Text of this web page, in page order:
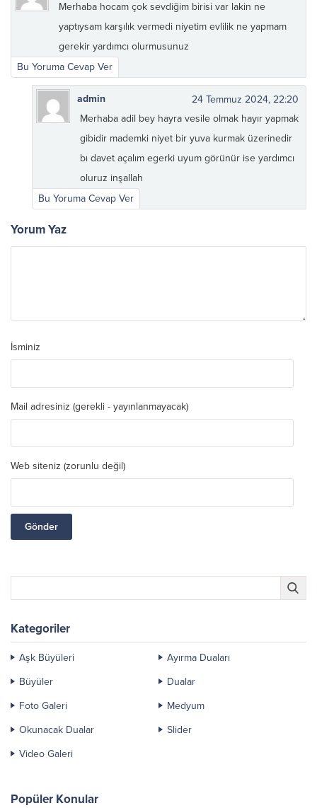
Merhaba hocam çok sevdiğim birisi var lakin ne
yaptıysam karşılık vermedi niyetim evlilik ne yapmam
gerekir yardımcı olurmusunuz
Bu Yoruma Cevap Ver
admin
24 Temmuz 2024, 22:20
Merhaba adil bey hayra vesile olmak hayır yapmak
gibidir mademki niyet bir yuva kurmak üzerinedir
bı davet açalım egerki uyum görünür ise yardımcı
oluruz inşallah
Bu Yoruma Cevap Ver
Yorum Yaz
İsminiz
Mail adresiniz (gerekli - yayınlanmayacak)
Web siteniz (zorunlu değil)
Kategoriler
Aşk Büyüleri
Ayırma Duaları
Büyüler
Dualar
Foto Galeri
Medyum
Okunacak Dualar
Slider
Video Galeri
Popüler Konular